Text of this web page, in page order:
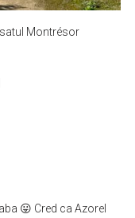
Montrésor
😛 Cred ca Azorel